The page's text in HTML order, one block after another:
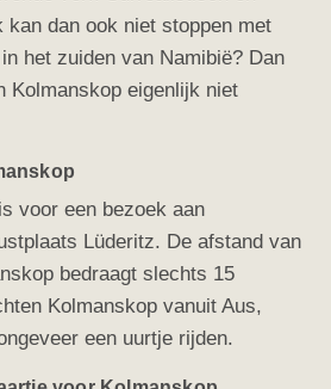
kan dan ook niet stoppen met
het zuiden van Namibië? Dan
Kolmanskop eigenlijk niet
voor een bezoek aan
Lüderitz. De afstand van
bedraagt slechts 15
Kolmanskop vanuit Aus,
een uurtje rijden.